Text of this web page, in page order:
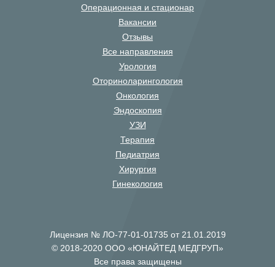
Операционная и стационар
Вакансии
Отзывы
Все направления
Урология
Оториноларингология
Онкология
Эндоскопия
УЗИ
Терапия
Педиатрия
Хирургия
Гинекология
Лицензия № ЛО-77-01-01735 от 21.01.2019
© 2018-2020 ООО «ЮНАЙТЕД МЕДГРУП»
Все права защищены